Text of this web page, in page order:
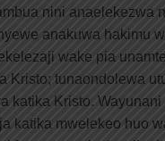
nini anaelekezwa
anakuwa hakimu
wake pia
Kristo; tunaondolewa
katika Kristo.
katika mwelekeo huo